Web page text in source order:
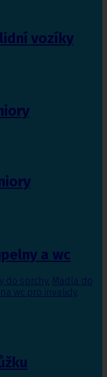
vozíky
a wc
do sprchy, Madla do
wc pro invalidy,